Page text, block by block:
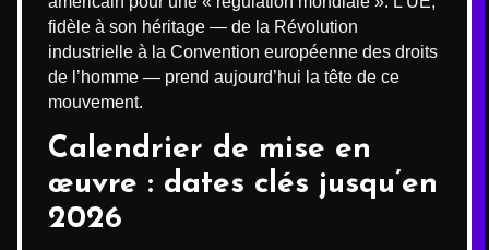
fidèle à son héritage — de la Révolution
industrielle à la Convention européenne des droits
de l’homme — prend aujourd’hui la tête de ce
mouvement.
Calendrier de mise en
œuvre : dates clés jusqu’en
2026